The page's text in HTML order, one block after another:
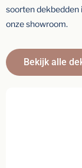
soorten dekbedden
onze showroom.
Bekijk alle